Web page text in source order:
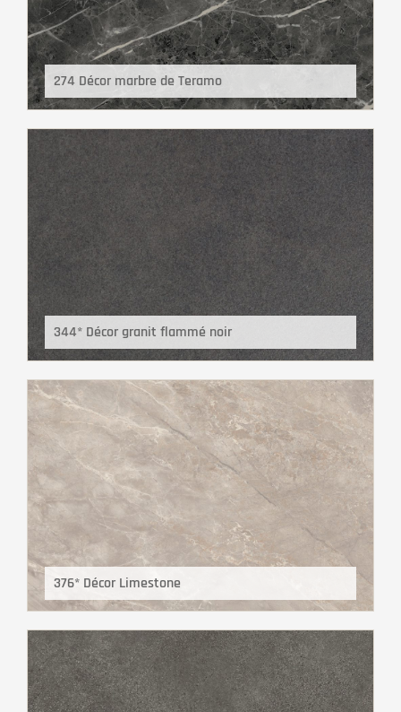
274 Décor marbre de Teramo
344* Décor granit flammé noir
376* Décor Limestone